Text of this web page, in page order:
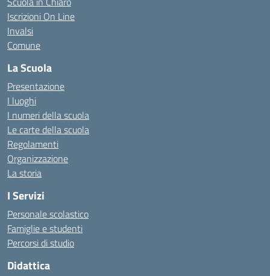
Iscrizioni On Line
Invalsi
Comune
La Scuola
Presentazione
I luoghi
I numeri della scuola
Le carte della scuola
Regolamenti
Organizzazione
La storia
I Servizi
Personale scolastico
Famiglie e studenti
Percorsi di studio
Didattica